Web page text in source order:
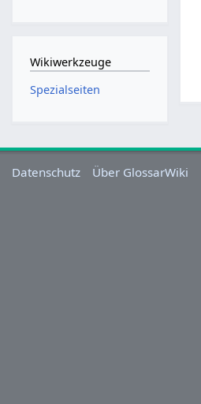
Wikiwerkzeuge
Spezialseiten
Datenschutz Über GlossarWiki